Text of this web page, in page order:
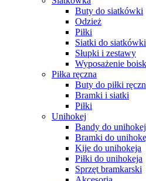
Buty do siatkówki
Odzież
Piłki
Siatki do siatkówki
Słupki i zestawy
Wyposażenie boisk
Piłka ręczna
Buty do piłki
Bramki i siatki
Piłki
Unihokej
Bandy do
Bramki do
Kije do unihokeja
Piłki do unihokeja
Sprzęt bramkarski